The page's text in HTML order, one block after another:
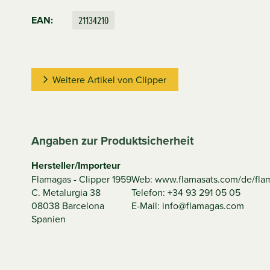
EAN: 21134210
Weitere Artikel von Clipper
Angaben zur Produktsicherheit
Hersteller/Importeur
Flamagas - Clipper 1959
C. Metalurgia 38
08038 Barcelona
Spanien
Web: www.flamasats.com/de/
Telefon: +34 93 291 05 05
E-Mail: info@flamagas.com